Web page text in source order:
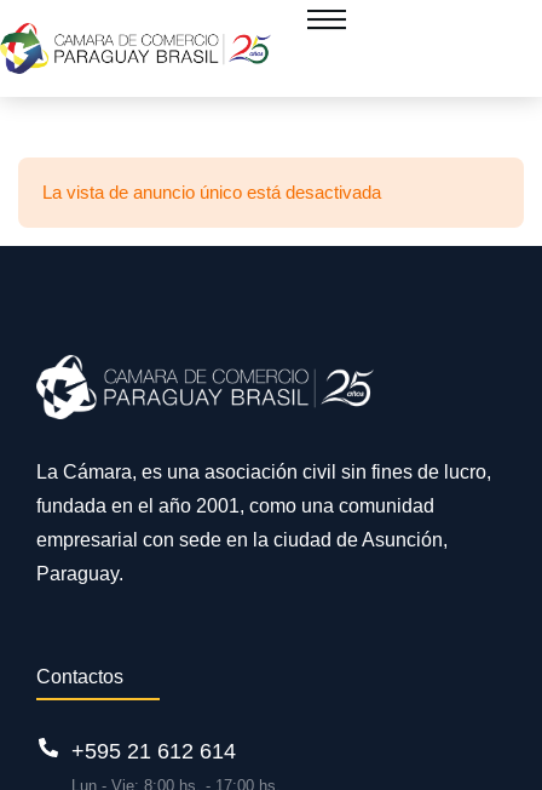
La vista de anuncio único está desactivada
La Cámara, es una asociación civil sin fines de lucro,
fundada en el año 2001, como una comunidad
empresarial con sede en la ciudad de Asunción,
Paraguay.
Contactos
+595 21 612 614
Lun - Vie: 8:00 hs. - 17:00 hs.